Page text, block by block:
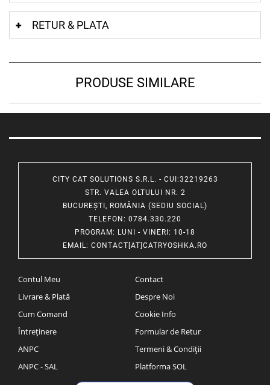
RETUR & PLATA
PRODUSE SIMILARE
CITY CAT SOLUTIONS S.R.L. - CUI:32219263
STR. VALEA OLTULUI NR. 2
BUCUREȘTI, ROMÂNIA (SEDIU SOCIAL)
TELEFON : 0784.330.220
PROGRAM: LUNI - VINERI: 10-18
EMAIL: CONTACT[AT]CATRYOSHKA.RO
Contul Meu
Livrare & Plată
Cum Comand
Întreținere
ANPC
ANPC - SAL
Contact
Despre Noi
Cookie Info
Formular de Retur
Termeni & Condiții
Platforma SOL